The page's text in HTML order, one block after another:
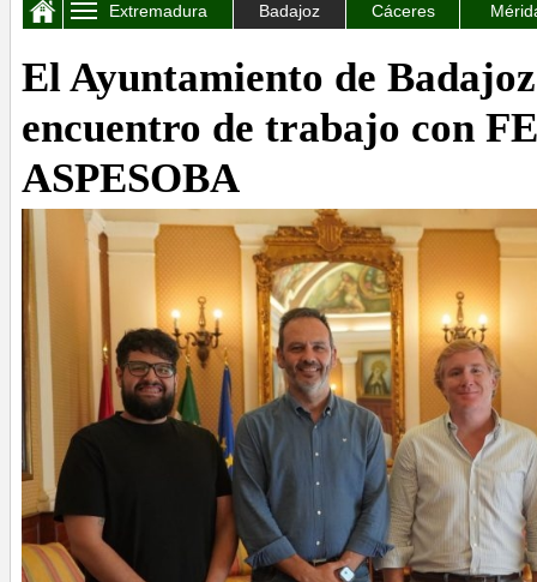
Extremadura Badajoz Cáceres
El Ayuntamiento de
encuentro de trabajo con
ASPESOBA